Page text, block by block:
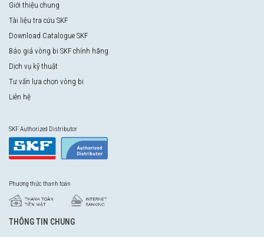
Giới thiệu chung
Tài liệu tra cứu SKF
Download Catalogue SKF
Báo giá vòng bi SKF chính hãng
Dịch vụ kỹ thuật
Tư vấn lựa chọn vòng bi
Liên hệ
SKF Authorized Distributor
Phương thức thanh toán
THÔNG TIN CHUNG